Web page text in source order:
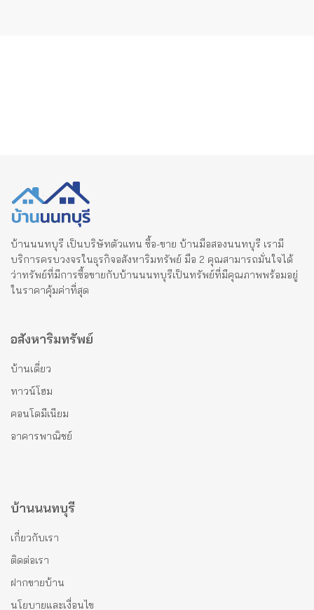
บ้านนนทบุรี เป็นบริษัทตัวแทน ซื้อ-ขาย บ้านมือสองนนทบุรี เรามี
บริการครบวงจรในธุรกิจอสังหาริมทรัพย์ มือ 2 คุณสามารถมั่นใจได้
ว่าทรัพย์ที่มีการซื้อขายกับบ้านนนทบุรีเป็นทรัพย์ที่มีคุณภาพพร้อมอยู่
ในราคาคุ้มค่าที่สุด
อสังหาริมทรัพย์
บ้านเดี่ยว
ทาวน์โฮม
คอนโดมีเนียม
อาคารพาณิชย์
บ้านนนทบุรี
เกี่ยวกับเรา
ติดต่อเรา
ฝากขายบ้าน
นโยบายและเงื่อนไข